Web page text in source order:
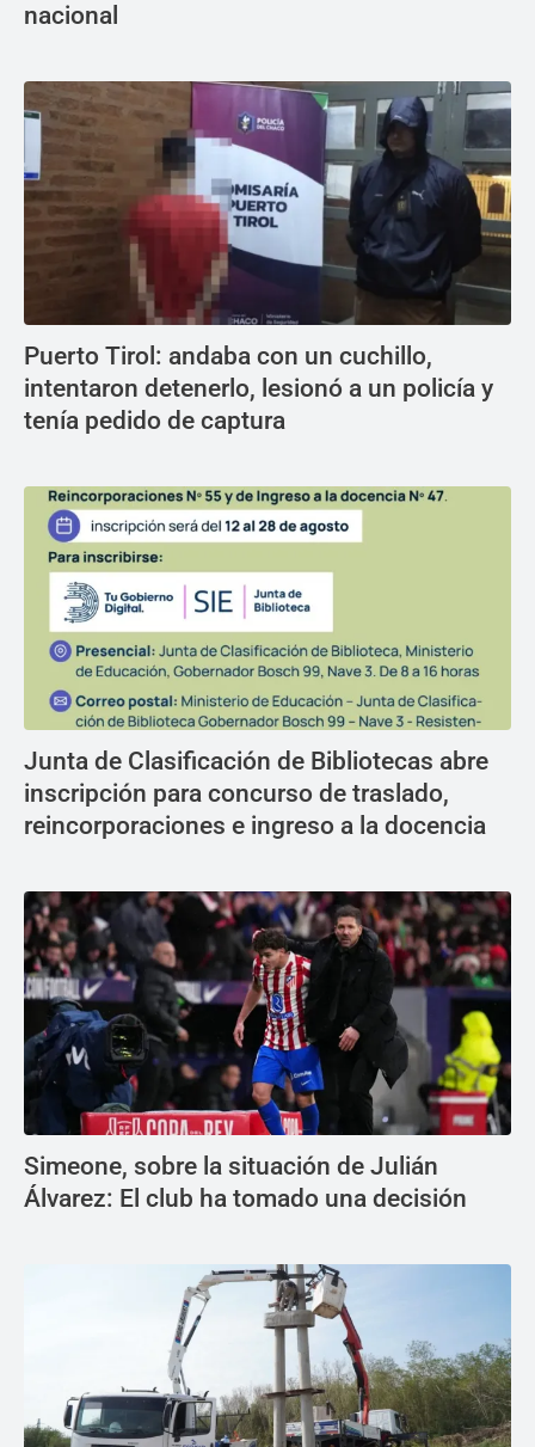
nacional
Puerto Tirol: andaba con un cuchillo,
intentaron detenerlo, lesionó a un policía y
tenía pedido de captura
Junta de Clasificación de Bibliotecas abre
inscripción para concurso de traslado,
reincorporaciones e ingreso a la docencia
Simeone, sobre la situación de Julián
Álvarez: El club ha tomado una decisión